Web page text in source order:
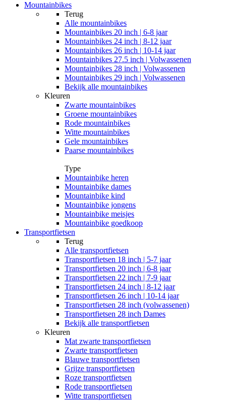
Mountainbikes
Terug
Alle mountainbikes
Mountainbikes 20 inch | 6-8 jaar
Mountainbikes 24 inch | 8-12 jaar
Mountainbikes 26 inch | 10-14 jaar
Mountainbikes 27.5 inch | Volwassenen
Mountainbikes 28 inch | Volwassenen
Mountainbikes 29 inch | Volwassenen
Bekijk alle mountainbikes
Kleuren
Zwarte mountainbikes
Groene mountainbikes
Rode mountainbikes
Witte mountainbikes
Gele mountainbikes
Paarse mountainbikes
Type
Mountainbike heren
Mountainbike dames
Mountainbike kind
Mountainbike jongens
Mountainbike meisjes
Mountainbike goedkoop
Transportfietsen
Terug
Alle transportfietsen
Transportfietsen 18 inch | 5-7 jaar
Transportfietsen 20 inch | 6-8 jaar
Transportfietsen 22 inch | 7-9 jaar
Transportfietsen 24 inch | 8-12 jaar
Transportfietsen 26 inch | 10-14 jaar
Transportfietsen 28 inch (volwassenen)
Transportfietsen 28 inch Dames
Bekijk alle transportfietsen
Kleuren
Mat zwarte transportfietsen
Zwarte transportfietsen
Blauwe transportfietsen
Grijze transportfietsen
Roze transportfietsen
Rode transportfietsen
Witte transportfietsen